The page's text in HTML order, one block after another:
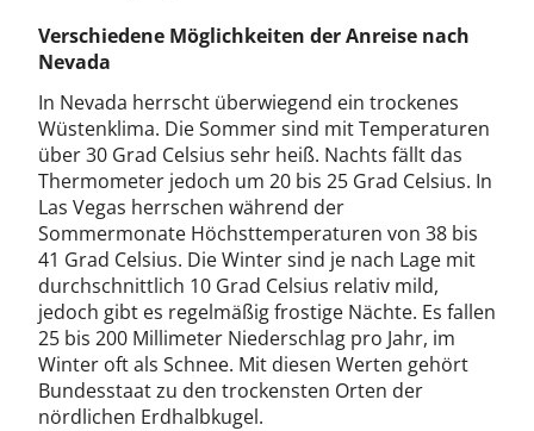
Verschiedene Möglichkeiten der Anreise nach
Nevada
In Nevada herrscht überwiegend ein trockenes
Wüstenklima. Die Sommer sind mit Temperaturen
über 30 Grad Celsius sehr heiß. Nachts fällt das
Thermometer jedoch um 20 bis 25 Grad Celsius. In
Las Vegas herrschen während der
Sommermonate Höchsttemperaturen von 38 bis
41 Grad Celsius. Die Winter sind je nach Lage mit
durchschnittlich 10 Grad Celsius relativ mild,
jedoch gibt es regelmäßig frostige Nächte. Es fallen
25 bis 200 Millimeter Niederschlag pro Jahr, im
Winter oft als Schnee. Mit diesen Werten gehört
Bundesstaat zu den trockensten Orten der
nördlichen Erdhalbkugel.